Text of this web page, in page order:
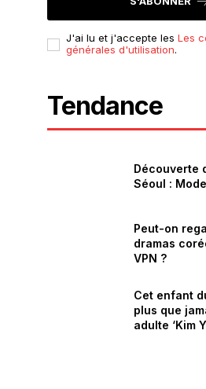
J'ai lu et j'accepte lesLes
générales d'utilisation.
Tendance
Découverte
Séoul :
Peut-on
dramas
VPN ?
Cet enfant
plus que
adulte ‘Kim